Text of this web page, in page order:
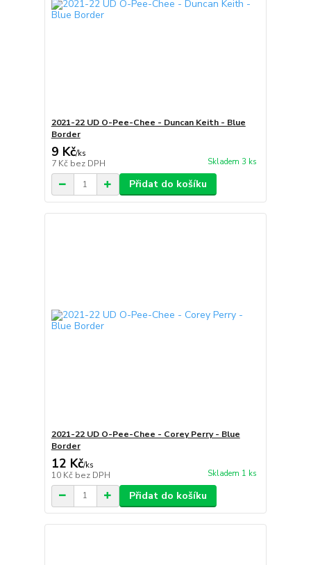
2021-22 UD O-Pee-Chee - Duncan Keith - Blue
Border
9 Kč/ks
7 Kč bez DPH Skladem 3 ks
Přidat do košíku
2021-22 UD O-Pee-Chee - Corey Perry - Blue
Border
12 Kč/ks
10 Kč bez DPH Skladem 1 ks
Přidat do košíku